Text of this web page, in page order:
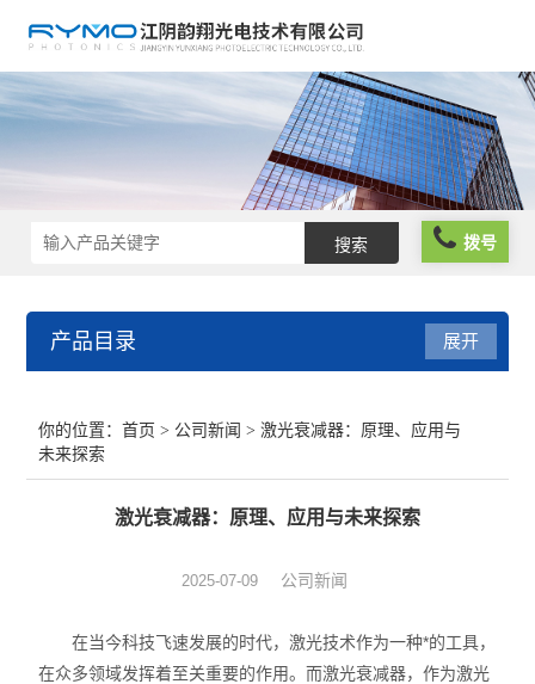
拨号
产品目录
光谱仪器
光学元件
光纤器件
展开
你的位置：首页 > 公司新闻 > 激光衰减器：原理、应用与
未来探索
激光衰减器：原理、应用与未来探索
2025-07-09 公司新闻
在当今科技飞速发展的时代，激光技术作为一种*的工具，
在众多领域发挥着至关重要的作用。而激光衰减器，作为激光